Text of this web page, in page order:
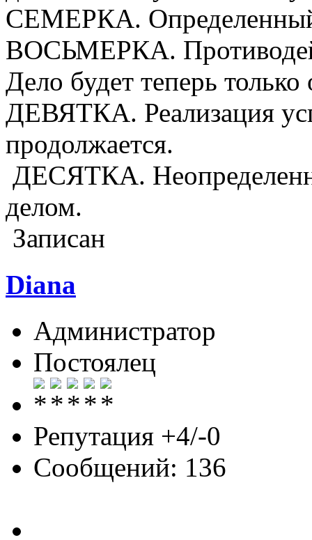
СЕМЕРКА. Определенный
ВОСЬМЕРКА.
Дело будет теперь
ДЕВЯТКА. Реализация
продолжается.
ДЕСЯТКА.
делом.
Записан
Diana
Администратор
Постоялец
Репутация +4/-0
Сообщений: 136